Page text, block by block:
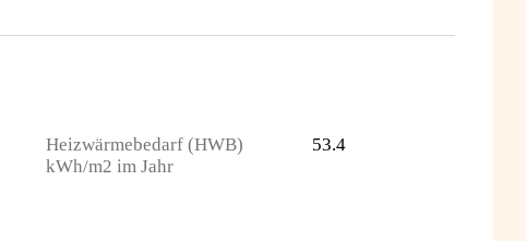
Heizwärmebedarf (HWB)
kWh/m2 im Jahr
53.4